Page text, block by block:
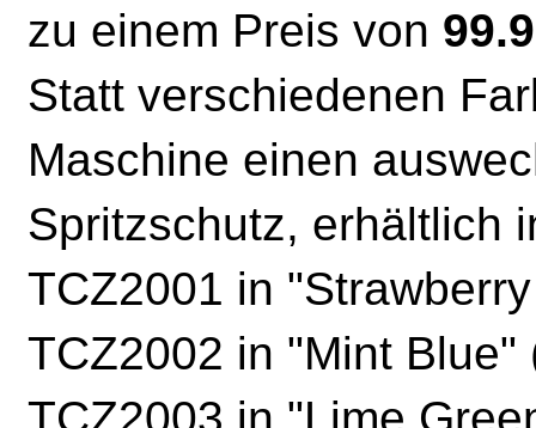
zu einem Preis von
Statt verschiedenen
Maschine einen
Spritzschutz, erhältlich
TCZ2001 in
TCZ2002 in "Mint Blue"